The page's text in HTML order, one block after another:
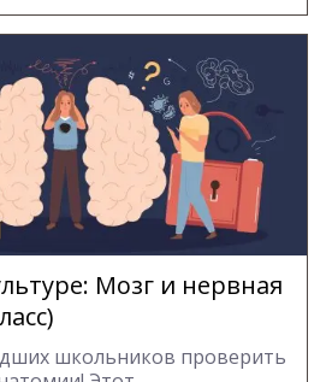
Мозг и нервная
школьников проверить